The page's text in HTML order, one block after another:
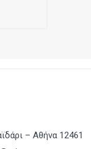
– Αθήνα 12461